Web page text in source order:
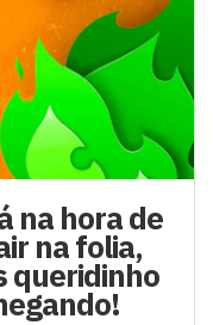
na hora de
na folia,
queridinho